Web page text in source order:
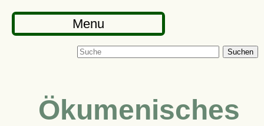
Menu
Suchen
Ökumenisches